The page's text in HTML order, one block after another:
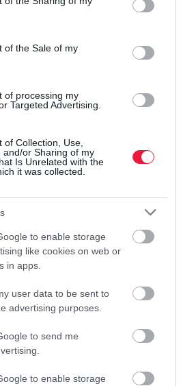
to Google and its third-party tags to
specified purposes in below Google
of the Sale of my
of processing my
Targeted Advertising.
of Collection, Use,
and/or Sharing of my
Is Unrelated with the
it was collected.
to enable storage
like cookies on web or
in apps.
user data to be sent to
advertising purposes.
to send me
to enable storage